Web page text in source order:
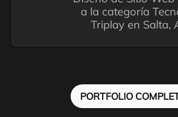
a la categoría
Triplay en Salta,
PORTFOLIO